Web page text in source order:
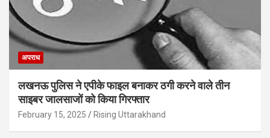
अपराध
लखनऊ पुलिस ने एपीके फाइल बनाकर ठगी करने वाले तीन
साइबर जालसाजों को किया गिरफ्तार
February 15, 2025 Rising Uttarakhand